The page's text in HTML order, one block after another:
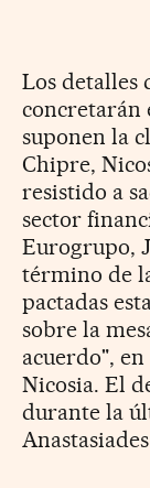
Los detalles
concretarán
suponen la
Chipre,
resistido a
sector
Eurogrupo,
término de
pactadas
sobre la
acuerdo",
Nicosia. El
durante la